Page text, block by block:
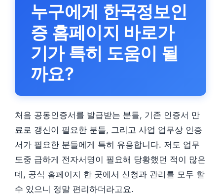
누구에게 한국정보인
증 홈페이지 바로가
기가 특히 도움이 될
까요?
처음 공동인증서를 발급받는 분들, 기존 인증서 만
료로 갱신이 필요한 분들, 그리고 사업 업무상 인증
서가 필요한 분들에게 특히 유용합니다. 저도 업무
도중 급하게 전자서명이 필요해 당황했던 적이 많은
데, 공식 홈페이지 한 곳에서 신청과 관리를 모두 할
수 있으니 정말 편리하더라고요.